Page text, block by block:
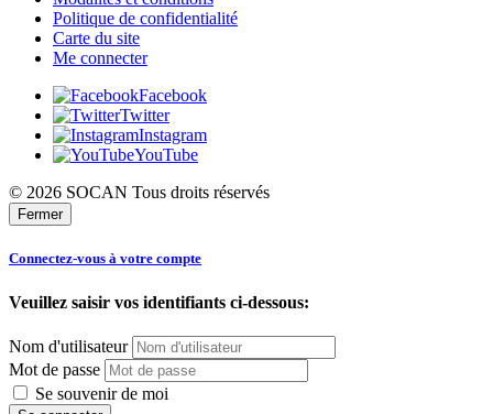
Politique de confidentialité
Carte du site
Me connecter
Facebook
Twitter
Instagram
YouTube
© 2026 SOCAN Tous droits réservés
Fermer
Connectez-vous à votre compte
Veuillez saisir vos identifiants ci-dessous:
Nom d'utilisateur
Mot de passe
Se souvenir de moi